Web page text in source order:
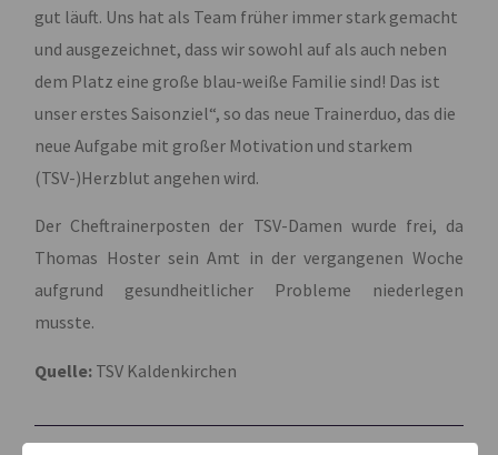
gut läuft. Uns hat als Team früher immer stark gemacht
und ausgezeichnet, dass wir sowohl auf als auch neben
dem Platz eine große blau-weiße Familie sind! Das ist
unser erstes Saisonziel“, so das neue Trainerduo, das die
neue Aufgabe mit großer Motivation und starkem
(TSV-)Herzblut angehen wird.
Der Cheftrainerposten der TSV-Damen wurde frei, da
Thomas Hoster sein Amt in der vergangenen Woche
aufgrund gesundheitlicher Probleme niederlegen
musste.
Quelle: TSV Kaldenkirchen